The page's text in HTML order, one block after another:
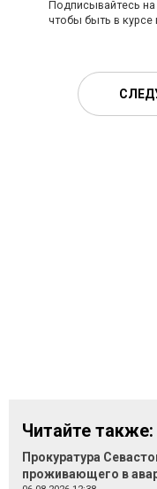
Подписывайтесь
чтобы быть в курсе
Читайте также:
Прокуратура
проживающего в